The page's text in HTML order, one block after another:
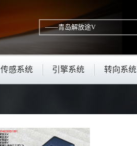
传感系统 引擎系统 转向系统